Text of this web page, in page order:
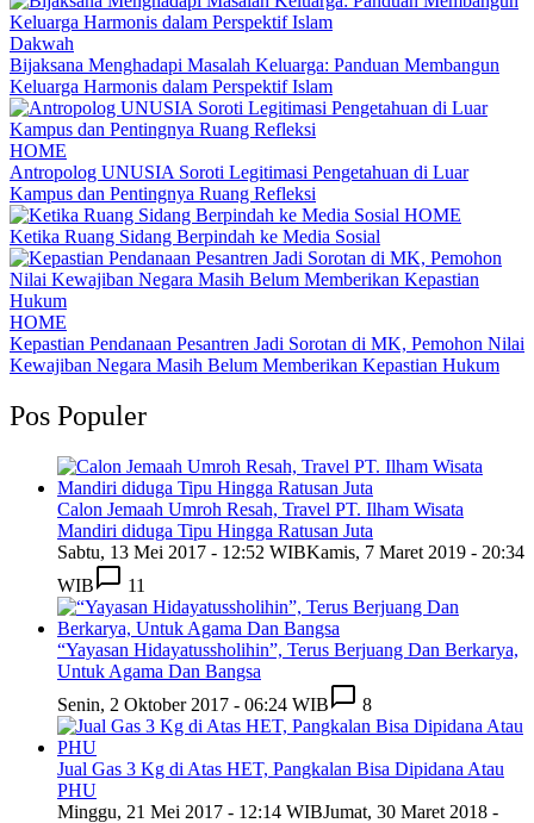
Dakwah
Bijaksana Menghadapi Masalah Keluarga: Panduan Membangun
Keluarga Harmonis dalam Perspektif Islam
HOME
Antropolog UNUSIA Soroti Legitimasi Pengetahuan di Luar
Kampus dan Pentingnya Ruang Refleksi
HOME
Ketika Ruang Sidang Berpindah ke Media Sosial
HOME
Kepastian Pendanaan Pesantren Jadi Sorotan di MK, Pemohon Nilai
Kewajiban Negara Masih Belum Memberikan Kepastian Hukum
Pos Populer
Calon Jemaah Umroh Resah, Travel PT. Ilham Wisata
Mandiri diduga Tipu Hingga Ratusan Juta
Sabtu, 13 Mei 2017 - 12:52 WIBKamis, 7 Maret 2019 - 20:34
WIB
11
“Yayasan Hidayatussholihin”, Terus Berjuang Dan Berkarya,
Untuk Agama Dan Bangsa
Senin, 2 Oktober 2017 - 06:24 WIB
8
Jual Gas 3 Kg di Atas HET, Pangkalan Bisa Dipidana Atau
PHU
Minggu, 21 Mei 2017 - 12:14 WIBJumat, 30 Maret 2018 -